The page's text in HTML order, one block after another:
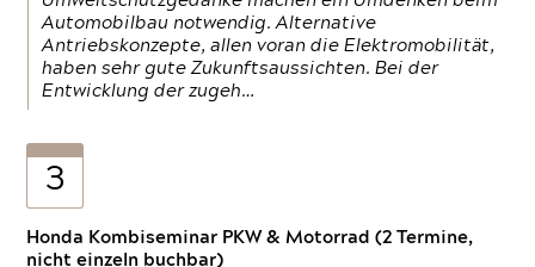
Automobilbau notwendig. Alternative
Antriebskonzepte, allen voran die Elektromobilität,
haben sehr gute Zukunftsaussichten. Bei der
Entwicklung der zugeh…
3
Honda Kombiseminar PKW & Motorrad (2 Termine,
nicht einzeln buchbar)